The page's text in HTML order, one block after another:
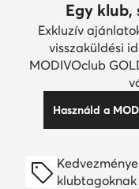
Egy klub,
Exkluzív
visszaküldési
MODIVOclub
Használd a
klubtagoknak